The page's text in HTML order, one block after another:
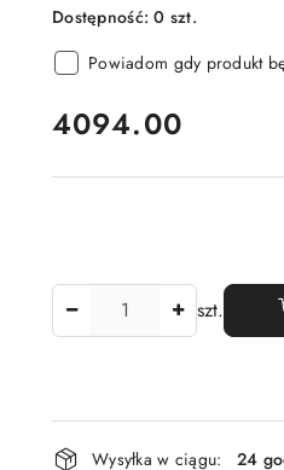
Dostępność:0 szt.
Powiadom gdy produkt
cena:
4094.00
szt.
Dostępność
Wysyłka w ciągu:
24